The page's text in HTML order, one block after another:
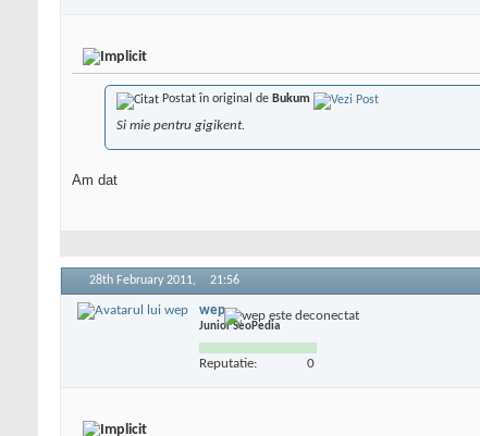
Postat în original de Bukum
Si mie pentru gigikent.
Am dat
28th February 2011, 21:56
wep
Junior SeoPedia
Reputatie: 0